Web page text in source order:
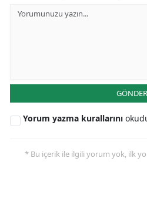
GÖNDER
Yorum yazma kurallarını
* Bu içerik ile ilgili yorum yok, ilk